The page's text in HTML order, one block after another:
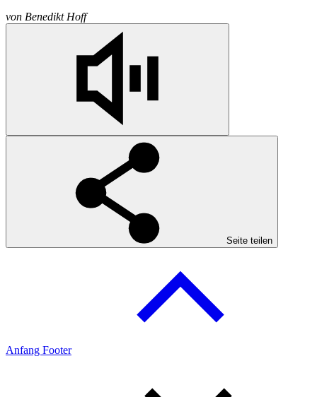
von Benedikt Hoff
Seite teilen
Anfang Footer